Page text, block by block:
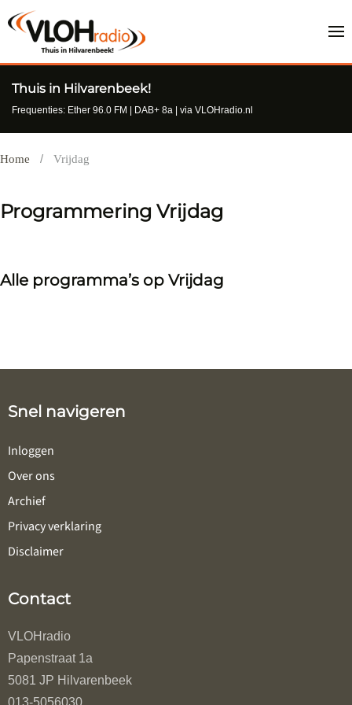
Thuis in Hilvarenbeek!
Frequenties: Ether 96.0 FM | DAB+ 8a | via VLOHradio.nl
Home Vrijdag
Programmering Vrijdag
Alle programma’s op Vrijdag
Snel navigeren
Inloggen
Over ons
Archief
Privacy verklaring
Disclaimer
Contact
VLOHradio
Papenstraat 1a
5081 JP Hilvarenbeek
013-5056030